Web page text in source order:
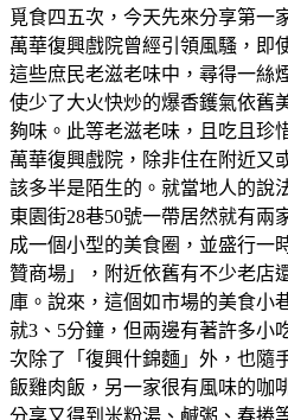
覓食四五次，今天先來分享第一
萬華復興戲院曾經引領風騷，即
這些庶民老滋老味中，尋得一絲
使少了大火快炒的爆香鑊氣依舊
夠味。此等老滋老味，且吃且珍
萬華復興戲院，除非住在附近又
該多半是陌生的。就當地人的說
東園街28巷50號一帶居然就有兩
成一個小型的美食圈，並盛行一
贊商場」，附近依舊有不少老店
庫。說來，這個如市場的美食小
就3、5分鐘，但兩邊有著許多小
次除了「復興什錦麵」外，也隨
飯雞肉飯，另一家很有風味的咖
分享又得到米粉湯、鹹粥、春捲